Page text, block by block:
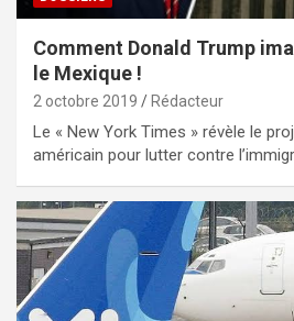
Comment Donald Trump
le Mexique !
2 octobre 2019 Rédacteur
Le « New York Times » révèle le
américain pour lutter contre